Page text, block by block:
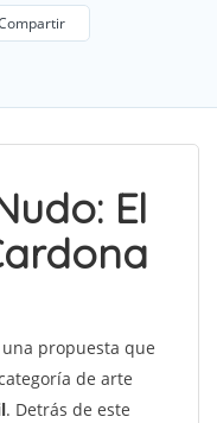
El
propuesta que
de arte
. Detrás de este